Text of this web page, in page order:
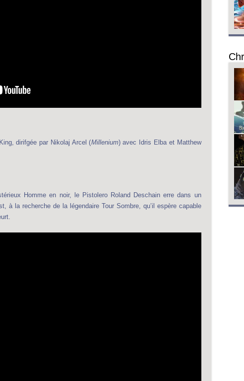
dirifgée par Nikolaj Arcel (Millenium) avec Idris Elba et Matthew
Homme en noir, le Pistolero Roland Deschain erre dans un
à la recherche de la légendaire Tour Sombre, qu’il espère capable